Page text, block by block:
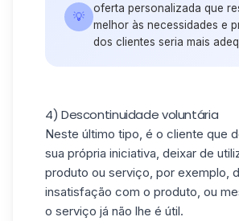
💡
oferta personalizada que
melhor às necessidades e
dos clientes seria mais
4) Descontinuidade voluntária
Neste último tipo, é o cliente que
sua própria iniciativa, deixar de
produto ou serviço, por exemplo,
insatisfação com o produto, ou
o serviço já não lhe é útil.